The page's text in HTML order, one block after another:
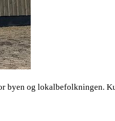
byen og lokalbefolkningen.